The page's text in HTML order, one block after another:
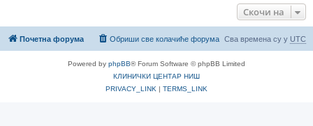
Скочи на
Почетна форума Сва времена су у UTC
Обриши све колачиће форума
Powered by phpBB® Forum Software © phpBB Limited
КЛИНИЧКИ ЦЕНТАР НИШ
PRIVACY_LINK | TERMS_LINK